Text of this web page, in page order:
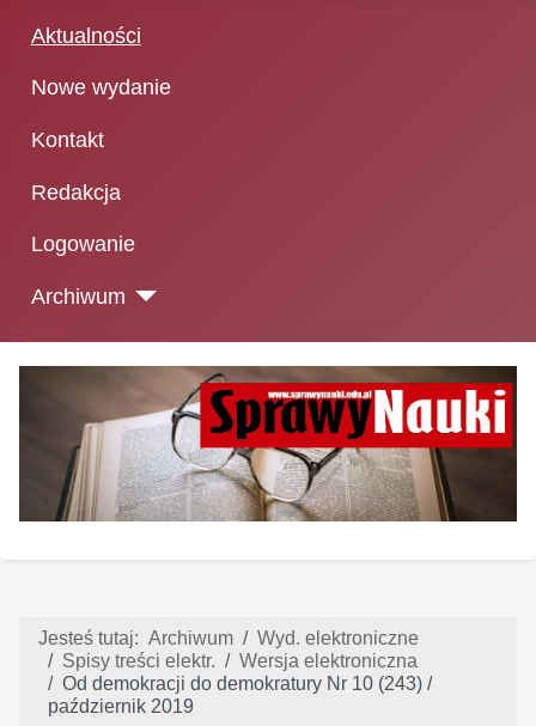
Aktualności
Nowe wydanie
Kontakt
Redakcja
Logowanie
Archiwum
Jesteś tutaj: Archiwum
Wyd. elektroniczne
Spisy treści elektr.
Wersja elektroniczna
Od demokracji do demokratury Nr 10 (243) /
październik 2019